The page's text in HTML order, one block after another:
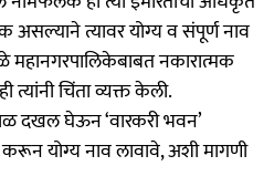
असल्याने त्यावर योग्य व संपूर्ण नाव
नकारात्मक
त्यांनी चिंता व्यक्त केली.
दखल घेऊन ‘वारकरी भवन’
योग्य नाव लावावे, अशी मागणी